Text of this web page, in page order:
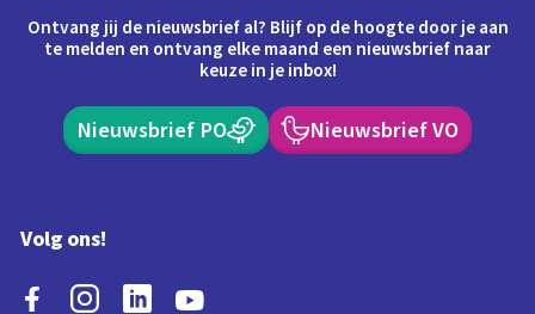
Ontvang jij de nieuwsbrief al? Blijf op de hoogte door je aan
te melden en ontvang elke maand een nieuwsbrief naar
keuze in je inbox!
Nieuwsbrief PO Nieuwsbrief VO
Volg ons!